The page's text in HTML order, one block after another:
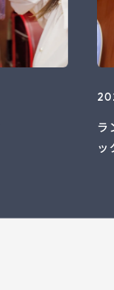
ラ
ッ